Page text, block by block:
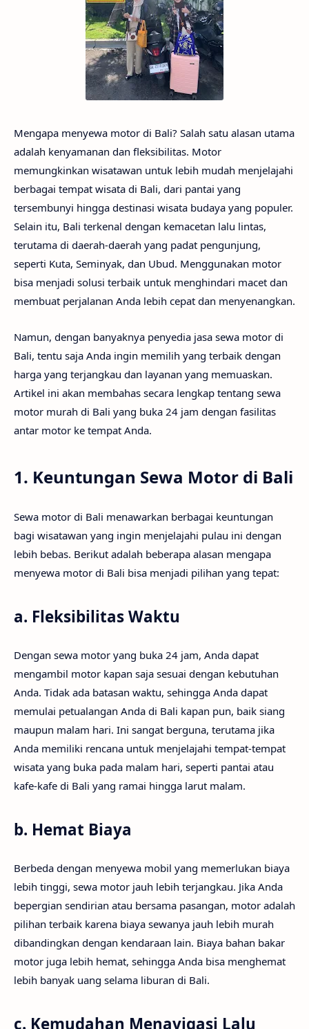
Mengapa menyewa motor di Bali? Salah satu alasan utama
adalah kenyamanan dan fleksibilitas. Motor
memungkinkan wisatawan untuk lebih mudah menjelajahi
berbagai tempat wisata di Bali, dari pantai yang
tersembunyi hingga destinasi wisata budaya yang populer.
Selain itu, Bali terkenal dengan kemacetan lalu lintas,
terutama di daerah-daerah yang padat pengunjung,
seperti Kuta, Seminyak, dan Ubud. Menggunakan motor
bisa menjadi solusi terbaik untuk menghindari macet dan
membuat perjalanan Anda lebih cepat dan menyenangkan.
Namun, dengan banyaknya penyedia jasa sewa motor di
Bali, tentu saja Anda ingin memilih yang terbaik dengan
harga yang terjangkau dan layanan yang memuaskan.
Artikel ini akan membahas secara lengkap tentang sewa
motor murah di Bali yang buka 24 jam dengan fasilitas
antar motor ke tempat Anda.
1. Keuntungan Sewa Motor di Bali
Sewa motor di Bali menawarkan berbagai keuntungan
bagi wisatawan yang ingin menjelajahi pulau ini dengan
lebih bebas. Berikut adalah beberapa alasan mengapa
menyewa motor di Bali bisa menjadi pilihan yang tepat:
a. Fleksibilitas Waktu
Dengan sewa motor yang buka 24 jam, Anda dapat
mengambil motor kapan saja sesuai dengan kebutuhan
Anda. Tidak ada batasan waktu, sehingga Anda dapat
memulai petualangan Anda di Bali kapan pun, baik siang
maupun malam hari. Ini sangat berguna, terutama jika
Anda memiliki rencana untuk menjelajahi tempat-tempat
wisata yang buka pada malam hari, seperti pantai atau
kafe-kafe di Bali yang ramai hingga larut malam.
b. Hemat Biaya
Berbeda dengan menyewa mobil yang memerlukan biaya
lebih tinggi, sewa motor jauh lebih terjangkau. Jika Anda
bepergian sendirian atau bersama pasangan, motor adalah
pilihan terbaik karena biaya sewanya jauh lebih murah
dibandingkan dengan kendaraan lain. Biaya bahan bakar
motor juga lebih hemat, sehingga Anda bisa menghemat
lebih banyak uang selama liburan di Bali.
c. Kemudahan Menavigasi Lalu